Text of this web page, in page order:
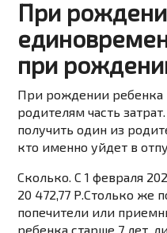
При
при
При рождении ребенка
родителям часть
получить один из
кто именно уйдет в
Сколько. C 1 февраля
20 472,77 Р.Столько же
попечители или
ребенка старше 7 лет,